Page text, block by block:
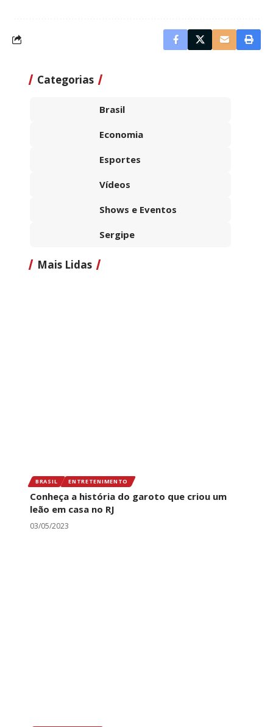
Categorias
Brasil
Economia
Esportes
Vídeos
Shows e Eventos
Sergipe
Mais Lidas
BRASIL ENTRETENIMENTO
Conheça a história do garoto que criou um
leão em casa no RJ
03/05/2023